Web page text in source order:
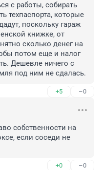
с работы, собирать
техпаспорта, которые
поскольку гараж
книжке, от
сколько денег на
потом еще и налог
Дешевле ничего с
под ним не сдалась.
+5 –0
собственности на
если соседи не
+0 –0